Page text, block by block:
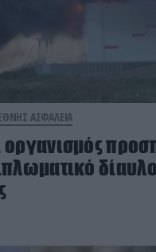
ΑΣΦΑΛΕΙΑ
οργανισμός